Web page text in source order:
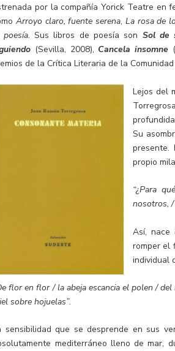
por la compañía Yorick Teatre en
Arroyo claro, fuente serena, La rosa de
Sus libros de poesía son Sol de
(Sevilla, 2008), Cancela insomne
de la Crítica Literaria de la
Lejos del
Su
presente.
propio
“¿Para
nosotros, /
Así, nace
romper el
individual
flor en flor / la abeja escancia el polen /
sobre hojuelas”.
sensibilidad que se desprende en sus
mediterráneo lleno de mar,